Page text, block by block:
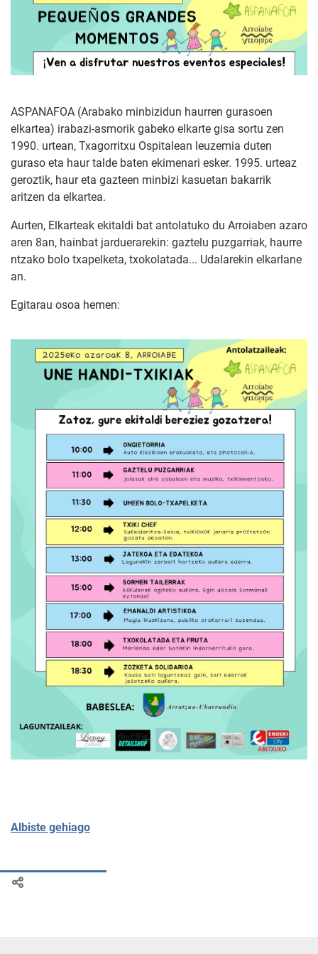
ASPANAFOA (Arabako minbizidun haurren gurasoen
elkartea) irabazi-asmorik gabeko elkarte gisa sortu zen
1990. urtean, Txagorritxu Ospitalean leuzemia duten
guraso eta haur talde baten ekimenari esker. 1995. urteaz
geroztik, haur eta gazteen minbizi kasuetan bakarrik
aritzen da elkartea.
Aurten, Elkarteak ekitaldi bat antolatuko du Arroiaben azaro
aren 8an, hainbat jarduerarekin: gaztelu puzgarriak, haurre
ntzako bolo txapelketa, txokolatada... Udalarekin elkarlane
an.
Egitarau osoa hemen:
Albiste gehiago